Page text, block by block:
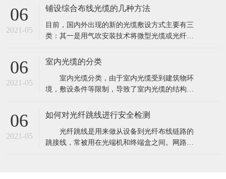
由此也带来了低价竞争以次充好的非理性市场现
球光纤光缆出货量将超过3亿芯公里，光缆需求量
超过2．85亿芯公里。这将导致
06
2021-05
铺设综合布线光缆的几种方法
目前，国内外出现的新的光缆敷设方式主要有三
类：其一是用气吹安装技术将微型光缆或光纤
在水泥路面上开槽，将微型光缆布放在路槽内；
装用光缆 气吹敷设方式即是利用压缩空气的高速
气流将微缆吹入指定的管道中。气吹敷设方式
06
2021-05
室内光缆的分类
室内光缆分类，由于室内光缆受到建筑物环
境，敷设条件等限制，导致了室内光缆的结构设
缆的机械性能与光学性能各有侧重等。 1.按
缆，室内配线光缆和室内中继光缆三种。 室
内主干光缆主要是提供建筑物内、外之间
06
2021-05
如何对光纤跳线进行安全检测
光纤跳线是用来做从设备到光纤布线链路的
跳接线，常被用在光端机和终端盒之间。网路的